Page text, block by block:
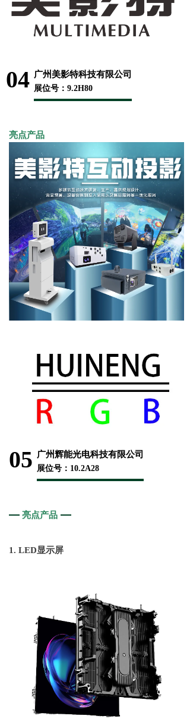
04 广州美影特科技有限公司
展位号：9.2H80
亮点产品
05 广州辉能光电科技有限公司
展位号：10.2A28
亮点产品
1. LED显示屏